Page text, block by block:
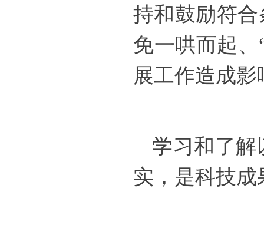
持和鼓励符
免一哄而起
展工作造成影
学习和了解
实，是科技